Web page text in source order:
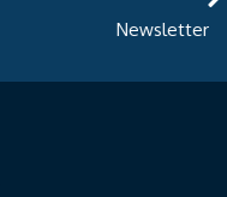
Newsletter